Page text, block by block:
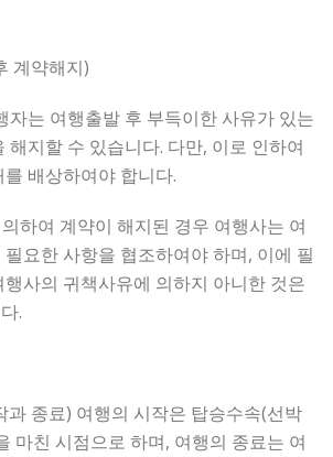
계약해지)
는 여행출발 후 부득이한 사유가 있는
해지할 수 있습니다. 다만, 이로 인하여
배상하여야 합니다.
하여 계약이 해지된 경우 여행사는 여
요한 사항을 협조하여야 하며, 이에 필
사의 귀책사유에 의하지 아니한 것은
.
과 종료) 여행의 시작은 탑승수속(선박
마친 시점으로 하며, 여행의 종료는 여